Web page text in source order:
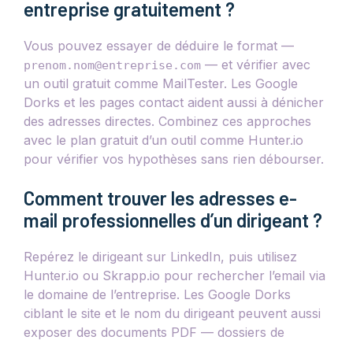
entreprise gratuitement ?
Vous pouvez essayer de déduire le format —
prenom.nom@entreprise.com — et vérifier avec
un outil gratuit comme MailTester. Les Google
Dorks et les pages contact aident aussi à dénicher
des adresses directes. Combinez ces approches
avec le plan gratuit d’un outil comme Hunter.io
pour vérifier vos hypothèses sans rien débourser.
Comment trouver les adresses e-
mail professionnelles d’un dirigeant ?
Repérez le dirigeant sur LinkedIn, puis utilisez
Hunter.io ou Skrapp.io pour rechercher l’email via
le domaine de l’entreprise. Les Google Dorks
ciblant le site et le nom du dirigeant peuvent aussi
exposer des documents PDF — dossiers de